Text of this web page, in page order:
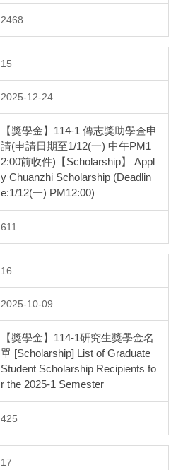
2468
15
2025-12-24
【獎學金】114-1 傳志獎助學金申
請(申請日期至1/12(一) 中午PM1
2:00前收件)【Scholarship】 Appl
y Chuanzhi Scholarship (Deadlin
e:1/12(一) PM12:00)
611
16
2025-10-09
【獎學金】114-1研究生獎學金名
單 [Scholarship] List of Graduate
Student Scholarship Recipients fo
r the 2025-1 Semester
425
17